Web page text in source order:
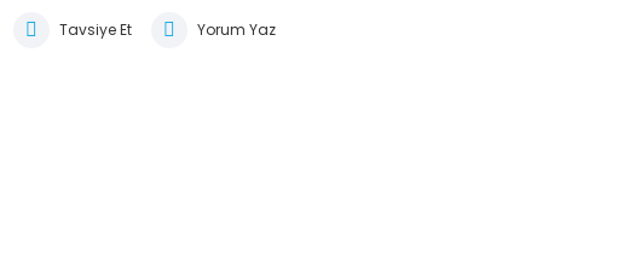
Tavsiye Et Yorum Yaz